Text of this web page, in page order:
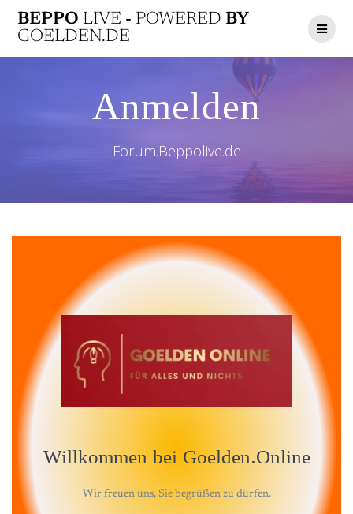
Inhalt
BEPPO LIVE - POWERED BY
GOELDEN.DE
Anmelden
Forum.Beppolive.de
Willkommen bei Goelden.Online
Wir freuen uns, Sie begrüßen zu dürfen.